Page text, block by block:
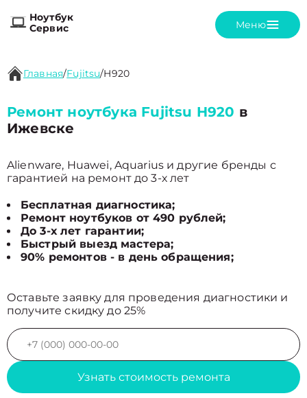
Ноутбук
Сервис
Меню
Главная/Fujitsu/H920
Ремонт ноутбука Fujitsu H920 в
Ижевске
Alienware, Huawei, Aquarius и другие бренды с
гарантией на ремонт до 3-х лет
Бесплатная диагностика;
Ремонт ноутбуков от 490 рублей;
До 3-х лет гарантии;
Быстрый выезд мастера;
90% ремонтов - в день обращения;
Оставьте заявку для проведения диагностики и
получите скидку до 25%
Узнать стоимость ремонта